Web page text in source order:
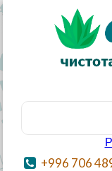
+996 706